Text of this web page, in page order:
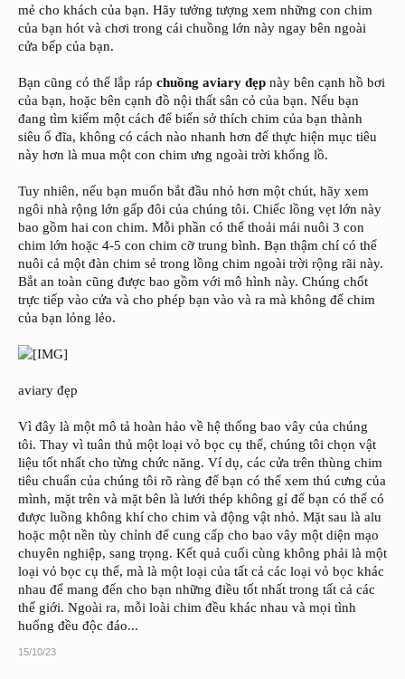
mẻ cho khách của bạn. Hãy tưởng tượng xem những con chim
của bạn hót và chơi trong cái chuồng lớn này ngay bên ngoài
cửa bếp của bạn.
Bạn cũng có thể lắp ráp chuồng aviary đẹp này bên cạnh hồ bơi
của bạn, hoặc bên cạnh đồ nội thất sân cỏ của bạn. Nếu bạn
đang tìm kiếm một cách để biến sở thích chim của bạn thành
siêu ổ đĩa, không có cách nào nhanh hơn để thực hiện mục tiêu
này hơn là mua một con chim ưng ngoài trời khổng lồ.
Tuy nhiên, nếu bạn muốn bắt đầu nhỏ hơn một chút, hãy xem
ngôi nhà rộng lớn gấp đôi của chúng tôi. Chiếc lồng vẹt lớn này
bao gồm hai con chim. Mỗi phần có thể thoải mái nuôi 3 con
chim lớn hoặc 4-5 con chim cỡ trung bình. Bạn thậm chí có thể
nuôi cả một đàn chim sẻ trong lồng chim ngoài trời rộng rãi này.
Bắt an toàn cũng được bao gồm với mô hình này. Chúng chốt
trực tiếp vào cửa và cho phép bạn vào và ra mà không để chim
của bạn lỏng lẻo.
aviary đẹp
Vì đây là một mô tả hoàn hảo về hệ thống bao vây của chúng
tôi. Thay vì tuân thủ một loại vỏ bọc cụ thể, chúng tôi chọn vật
liệu tốt nhất cho từng chức năng. Ví dụ, các cửa trên thùng chim
tiêu chuẩn của chúng tôi rõ ràng để bạn có thể xem thú cưng của
mình, mặt trên và mặt bên là lưới thép không gỉ để bạn có thể có
được luồng không khí cho chim và động vật nhỏ. Mặt sau là alu
hoặc một nền tùy chỉnh để cung cấp cho bao vây một diện mạo
chuyên nghiệp, sang trọng. Kết quả cuối cùng không phải là một
loại vỏ bọc cụ thể, mà là một loại của tất cả các loại vỏ bọc khác
nhau để mang đến cho bạn những điều tốt nhất trong tất cả các
thế giới. Ngoài ra, mỗi loài chim đều khác nhau và mọi tình
huống đều độc đáo...
15/10/23